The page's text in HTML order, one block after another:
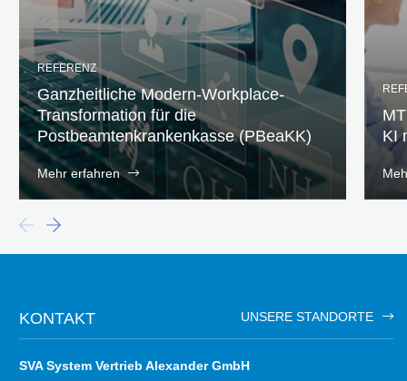
REFERENZ
Ganzheitliche Modern-Workplace-
Transformation für die
Postbeamtenkrankenkasse (PBeaKK)
Mehr erfahren
KI
KONTAKT UNSERE STANDORTE
SVA System Vertrieb Alexander GmbH